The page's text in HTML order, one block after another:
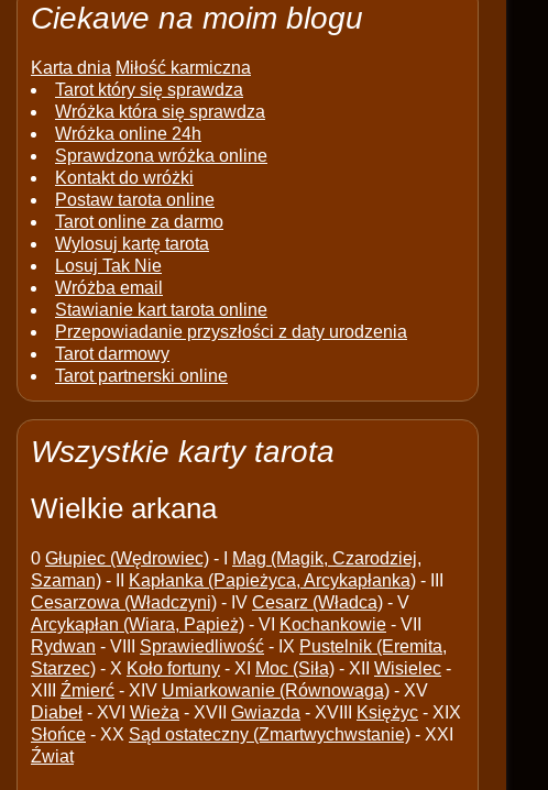
Ciekawe na moim blogu
Karta dnia Miłość karmiczna
Tarot który się sprawdza
Wróżka która się sprawdza
Wróżka online 24h
Sprawdzona wróżka online
Kontakt do wróżki
Postaw tarota online
Tarot online za darmo
Wylosuj kartę tarota
Losuj Tak Nie
Wróżba email
Stawianie kart tarota online
Przepowiadanie przyszłości z daty urodzenia
Tarot darmowy
Tarot partnerski online
Wszystkie karty tarota
Wielkie arkana
0 Głupiec (Wędrowiec) - I
Mag (Magik, Czarodziej,
Szaman) - II Kapłanka (Papieżyca, Arcykapłanka) - III
Cesarzowa (Władczyni) - IV Cesarz (Władca) - V
Arcykapłan (Wiara, Papież) - VI Kochankowie - VII
Rydwan - VIII Sprawiedliwość - IX Pustelnik (Eremita,
Starzec) - X Koło fortuny - XI Moc (Siła) - XII Wisielec -
XIII Źmierć - XIV Umiarkowanie (Równowaga) - XV
Diabeł - XVI Wieża - XVII Gwiazda - XVIII Księżyc - XIX
Słońce - XX Sąd ostateczny (Zmartwychwstanie) - XXI
Źwiat